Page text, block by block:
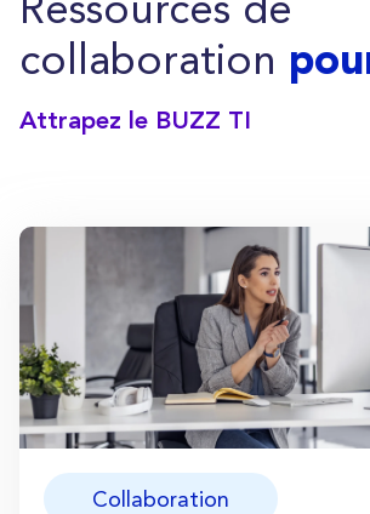
collaboration
Attrapez le BUZZ TI
Collaboration